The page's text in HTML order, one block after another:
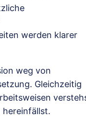
werden klarer
weg von
Gleichzeitig
hereinfällst.